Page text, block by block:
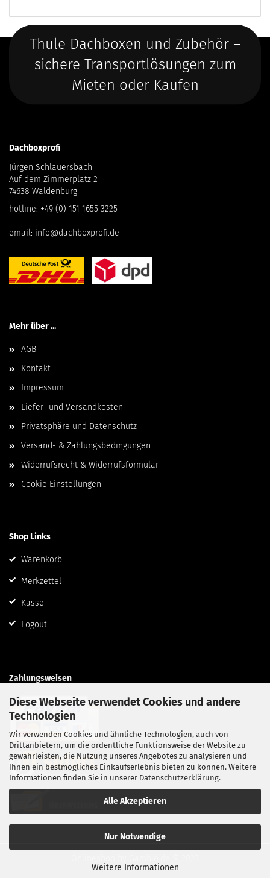
Diese Webseite verwendet Cookies und andere
Technologien
Wir verwenden Cookies und ähnliche Technologien, auch von
Drittanbietern, um die ordentliche Funktionsweise der Website zu
gewährleisten, die Nutzung unseres Angebotes zu analysieren und
Ihnen ein bestmögliches Einkaufserlebnis bieten zu können. Weitere
Informationen finden Sie in unserer Datenschutzerklärung.
Alle Akzeptieren
Nur Notwendige
Weitere Informationen
Thule Dachboxen und Zubehör –
sichere Transportlösungen zum
Mieten oder Kaufen
Dachboxprofi
Jürgen Schlauersbach
Auf dem Zimmerplatz 2
74638 Waldenburg
hotline: +49 (0) 151 1655 3225
email: info@dachboxprofi.de
Mehr über ...
AGB
Kontakt
Impressum
Liefer- und Versandkosten
Privatsphäre und Datenschutz
Versand- & Zahlungsbedingungen
Widerrufsrecht & Widerrufsformular
Cookie Einstellungen
Shop Links
Warenkorb
Merkzettel
Kasse
Logout
Zahlungsweisen